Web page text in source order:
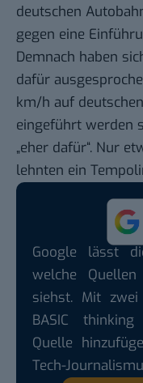
deutschen
gegen eine
Demnach haben
dafür
km/h auf
eingeführt werden
„eher dafür“. Nur
lehnten ein
Google lässt
welche
siehst. Mit
BASIC
Quelle
Tech-